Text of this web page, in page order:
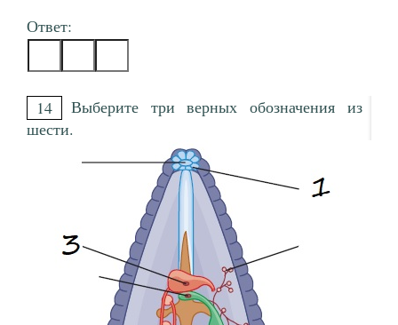
Ответ:
14
Выберите три верных обозначения из
шести.